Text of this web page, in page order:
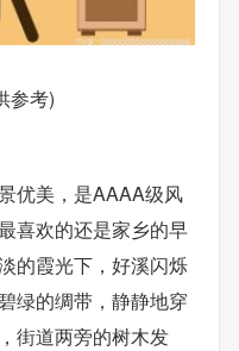
参考)
优美，是AAAA级风
喜欢的还是家乡的早
的霞光下，好溪闪烁
绿的绸带，静静地穿
街道两旁的树木发